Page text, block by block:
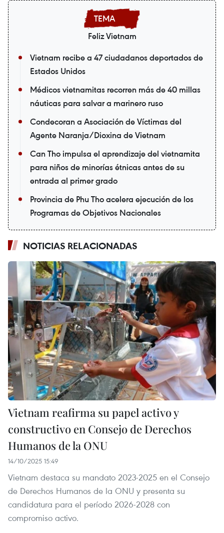
Feliz Vietnam
Vietnam recibe a 47 ciudadanos deportados de
Estados Unidos
Médicos vietnamitas recorren más de 40 millas
náuticas para salvar a marinero ruso
Condecoran a Asociación de Víctimas del
Agente Naranja/Dioxina de Vietnam
Can Tho impulsa el aprendizaje del vietnamita
para niños de minorías étnicas antes de su
entrada al primer grado
Provincia de Phu Tho acelera ejecución de los
Programas de Objetivos Nacionales
NOTICIAS RELACIONADAS
Vietnam reafirma su papel activo y
constructivo en Consejo de Derechos
Humanos de la ONU
14/10/2025 15:49
Vietnam destaca su mandato 2023-2025 en el Consejo
de Derechos Humanos de la ONU y presenta su
candidatura para el período 2026-2028 con
compromiso activo.